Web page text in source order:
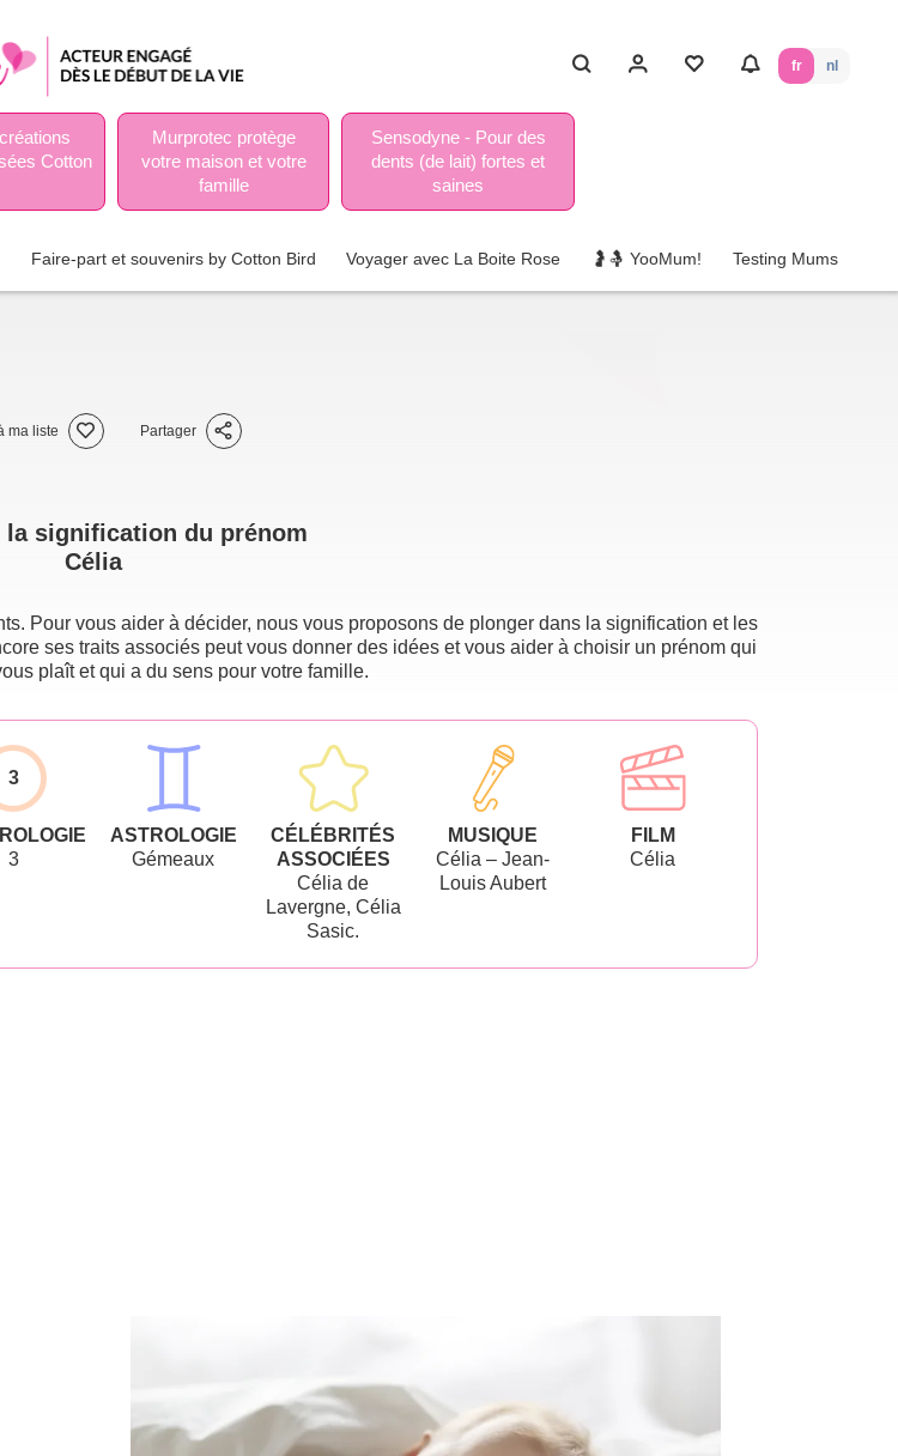
fr nl
Cotton
Murprotec protège
votre maison et votre
famille
Sensodyne - Pour des
dents (de lait) fortes et
saines
Faire-part et souvenirs by Cotton Bird Voyager avec La Boite Rose 🤰🤱 YooMum! Testing Mums
ma liste Partager
la signification du prénom
Célia
Pour vous aider à décider, nous vous proposons de plonger dans la signification et les
ses traits associés peut vous donner des idées et vous aider à choisir un prénom qui
plaît et qui a du sens pour votre famille.
3
3
ASTROLOGIE
Gémeaux
CÉLÉBRITÉS
ASSOCIÉES
Célia de
Lavergne, Célia
Sasic.
MUSIQUE
Célia – Jean-
Louis Aubert
FILM
Célia